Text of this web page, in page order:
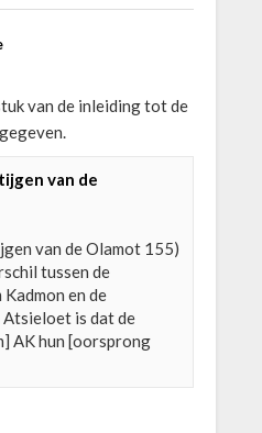
van de inleiding tot de
van de
van de Olamot 155)
tussen de
en de
is dat de
AK hun [oorsprong